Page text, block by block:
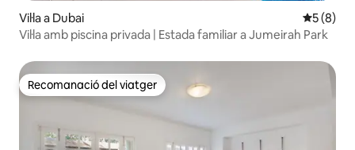
Vil·la a Dubai 5 de
5 (8)
Vil·la amb piscina privada | Estada familiar a Jumeirah Park
Recomanació del viatger
Recomanació del viatger